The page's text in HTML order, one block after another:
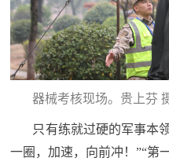
子
弟
兵
国
防
员
国
人
器械考核现场。贵上芬
只有练就过硬的军事本
一圈，加速，向前冲！”“第